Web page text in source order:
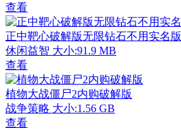
查看
正中靶心破解版无限钻石不用实名版
休闲益智 大小:91.9 MB
查看
植物大战僵尸2内购破解版
战争策略 大小:1.56 GB
查看